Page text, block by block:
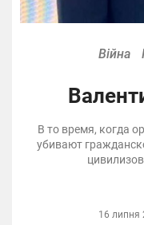
Війна
В то время, когда
убивают
16 липня